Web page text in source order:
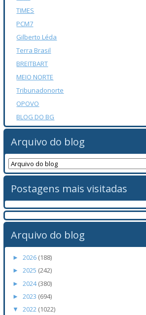
TIMES
PCM7
Gilberto Léda
Terra Brasil
BREITBART
MEIO NORTE
Tribunadonorte
OPOVO
BLOG DO BG
Arquivo do blog
Postagens mais visitadas
Arquivo do blog
►2026 (188)
►2025 (242)
►2024(380)
►2023 (694)
▼2022 (1022)